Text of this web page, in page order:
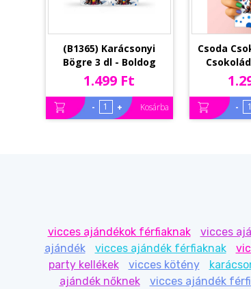
(B1365) Karácsonyi
Bögre 3 dl - Boldog
Karácsonyt feliratú
rénszarvas fiú -
Karácsonyi Ajándék
1.499 Ft
- + Kosárba
Csoda
fiú -
Rizses -
vicces ajándékok férfiaknak vicces
ajándék
vicces ajándék férfiaknak
party kellékek
vicces kötény
ajándék nőknek
vicces ajándék